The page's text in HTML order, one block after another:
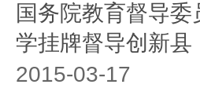
国务院教育督导
学挂牌督导创新
2015-03-17